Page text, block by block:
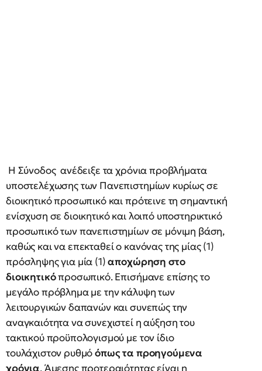
Η Σύνοδος ανέδειξε τα χρόνια προβλήματα
υποστελέχωσης των Πανεπιστημίων κυρίως σε
διοικητικό προσωπικό και πρότεινε τη σημαντική
ενίσχυση σε διοικητικό και λοιπό υποστηρικτικό
προσωπικό των πανεπιστημίων σε μόνιμη βάση,
καθώς και να επεκταθεί ο κανόνας της μίας (1)
πρόσληψης για μία (1)αποχώρηση στο
διοικητικόπροσωπικό. Επισήμανε επίσης το
μεγάλο πρόβλημα με την κάλυψη των
λειτουργικών δαπανών και συνεπώς την
αναγκαιότητα να συνεχιστεί η αύξηση του
τακτικού προϋπολογισμού με τον ίδιο
τουλάχιστον ρυθμόόπως τα προηγούμενα
χρόνια. Άμεσης προτεραιότητας είναι η